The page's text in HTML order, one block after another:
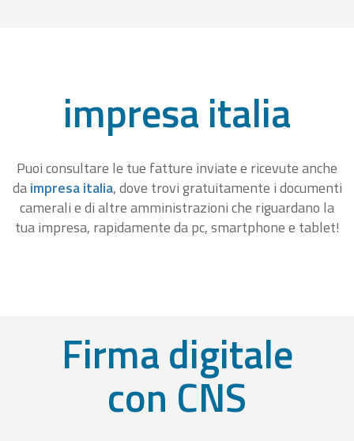
impresa italia
Puoi consultare le tue fatture inviate e ricevute anche
daimpresa italia, dove trovi gratuitamente i documenti
camerali e di altre amministrazioni che riguardano la
tua impresa, rapidamente da pc, smartphone e tablet!
Firma digitale
con CNS